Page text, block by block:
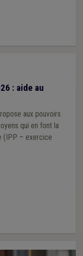
: aide au
aux pouvoirs
qui en font la
(IPP – exercice